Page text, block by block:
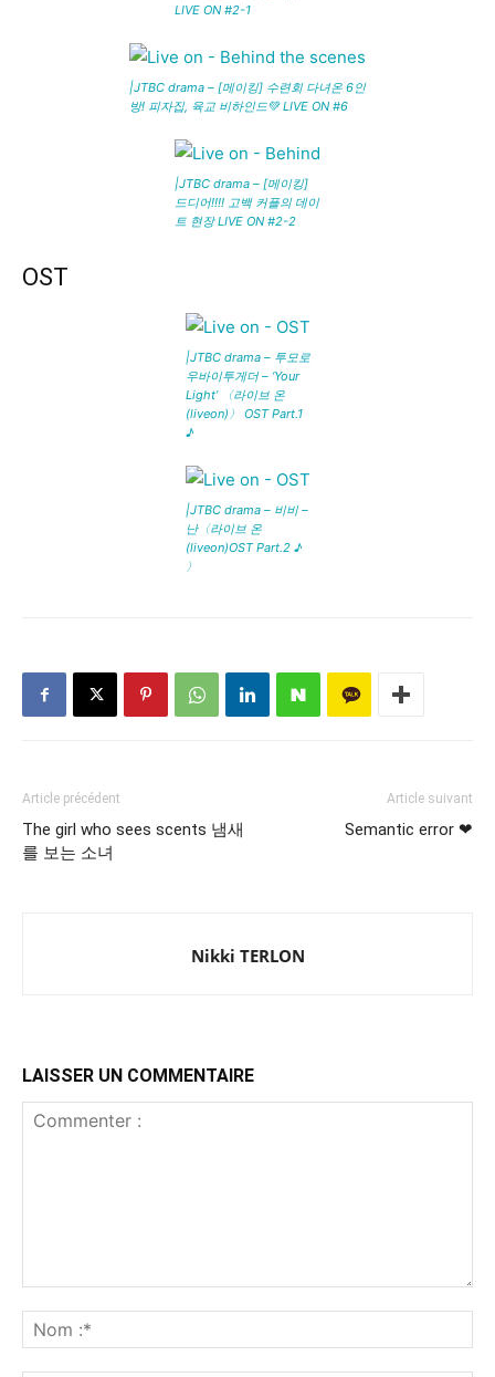
LIVE ON #2-1
|JTBC drama – [메이킹] 수련회 다녀온 6인
방! 피자집, 육교 비하인드💚 LIVE ON #6
|JTBC drama – [메이킹]
드디어!!!! 고백 커플의 데이
트 현장 LIVE ON #2-2
OST
|JTBC drama – 투모로
우바이투게더 – ‘Your
Light’ 〈라이브 온
(liveon)〉 OST Part.1
♪
|JTBC drama – 비비 –
난〈라이브 온
(liveon)OST Part.2 ♪
〉
Article précédent
The girl who sees scents 냄새
를 보는 소녀
Article suivant
Semantic error ❤
Nikki TERLON
LAISSER UN COMMENTAIRE